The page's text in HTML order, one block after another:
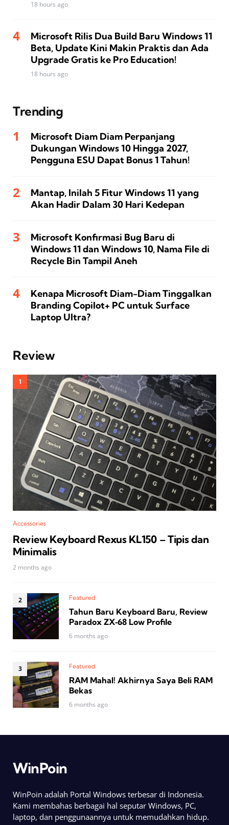
18 hours ago
Microsoft Rilis Dua Build Baru Windows 11
Beta, Update Kini Makin Praktis dan Ada
Upgrade Gratis ke Pro Education!
18 hours ago
Trending
Microsoft Diam Diam Perpanjang
Dukungan Windows 10 Hingga 2027,
Pengguna ESU Dapat Bonus 1 Tahun!
Mantap, Inilah 5 Fitur Windows 11 yang
Akan Hadir Dalam 30 Hari Kedepan
Microsoft Konfirmasi Bug Baru di
Windows 11 dan Windows 10, Nama File di
Recycle Bin Tampil Aneh
Kenapa Microsoft Diam-Diam Tinggalkan
Branding Copilot+ PC untuk Surface
Laptop Ultra?
Review
Accessories
Review Keyboard Rexus KL150 – Tipis dan
Minimalis
2 months ago
Featured
Tahun Baru Keyboard Baru, Review
Paradox ZX‑68 Low Profile
6 months ago
Featured
RAM Mahal! Akhirnya Saya Beli RAM
Bekas
6 months ago
WinPoin
WinPoin adalah Portal Windows terbesar di Indonesia.
Kami membahas berbagai hal seputar Windows, PC,
laptop, dan penggunaannya untuk memudahkan hidup.